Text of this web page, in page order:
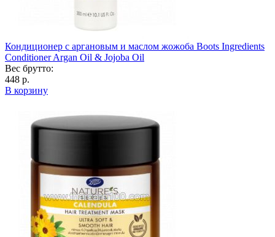
Кондиционер с аргановым и маслом жожоба Boots Ingredients
Conditioner Argan Oil & Jojoba Oil
Вес брутто:
448 р.
В корзину